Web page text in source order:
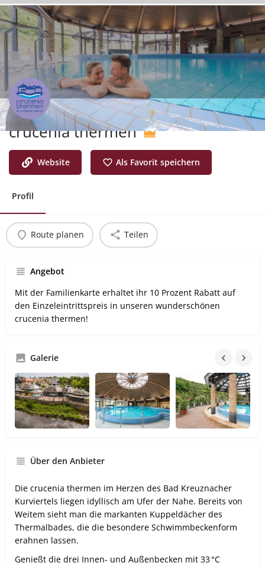
crucenia thermen
Website Als Favorit speichern
Profil
Route planen Teilen
Angebot
Mit der Familienkarte erhaltet ihr 10 Prozent Rabatt auf
den Einzeleintrittspreis in unseren wunderschönen
crucenia thermen!
Galerie
Über den Anbieter
Die crucenia thermen im Herzen des Bad Kreuznacher
Kurviertels liegen idyllisch am Ufer der Nahe. Bereits von
Weitem sieht man die markanten Kuppeldächer des
Thermalbades, die die besondere Schwimmbeckenform
erahnen lassen.
Genießt die drei Innen- und Außenbecken mit 33 °C